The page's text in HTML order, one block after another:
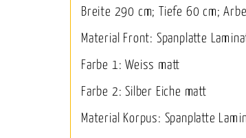
Breite 290 cm; Tiefe 60 cm;
Material Front: Spanplatte
Farbe 1: Weiss matt
Farbe 2: Silber Eiche matt
Material Korpus: Spanplatte